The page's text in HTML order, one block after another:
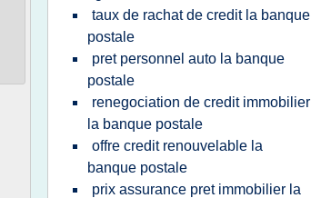
taux de rachat de credit la banque
postale
pret personnel auto la banque
postale
renegociation de credit immobilier
la banque postale
offre credit renouvelable la
banque postale
prix assurance pret immobilier la